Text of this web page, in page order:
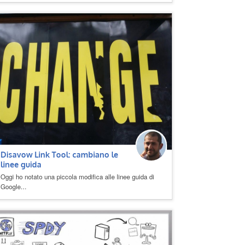
Disavow Link Tool: cambiano le
linee guida
Oggi ho notato una piccola modifica alle linee guida di
Google...